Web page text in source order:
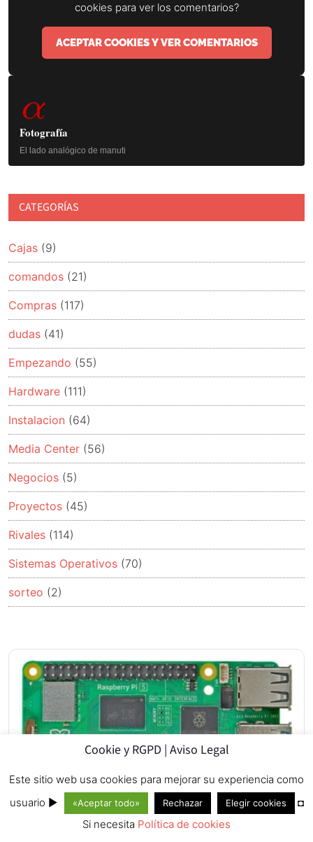
cookies para ver los comentarios?
ACEPTAR COOKIES Y VER COMENTARIOS
Barra
lateral
principal
α
Fotografía
El lado analógico de manuti
CATEGORÍAS
Cajas (9)
comandos (21)
Compras (117)
dudas (41)
Empezando (55)
Hardware (111)
Instalacion (64)
Media Center (56)
Negocios (5)
Proyectos (45)
Rivales (114)
Sistemas Operativos (70)
sorteo (2)
Cookie y RGPD | Aviso Legal
Este sitio web usa cookies para mejorar su experiencia como
usuario ►
«Aceptar todo» Rechazar Elegir cookies
◘
Si necesita Política de cookies